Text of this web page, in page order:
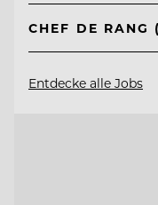
CHEF DE RANG
Entdecke alle Jobs